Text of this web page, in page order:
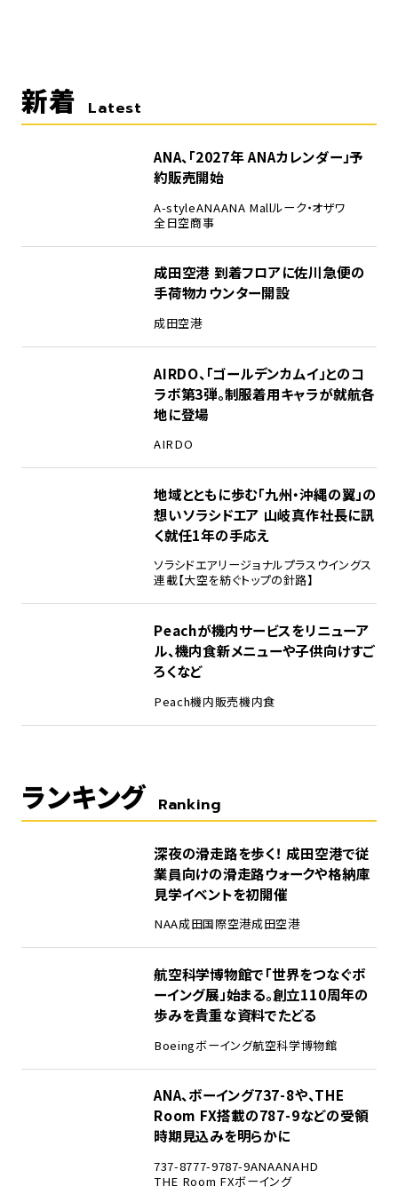
新着 Latest
ANA、「2027年 ANAカレンダー」予
約販売開始
A-styleANAANA Mallルーク・オザワ
全日空商事
成田空港 到着フロアに佐川急便の
手荷物カウンター開設
成田空港
AIRDO、「ゴールデンカムイ」とのコ
ラボ第3弾。制服着用キャラが就航各
地に登場
AIRDO
地域とともに歩む「九州・沖縄の翼」の
想い――ソラシドエア 山岐真作社長に訊
く就任1年の手応え
ソラシドエアリージョナルプラスウイングス
連載【大空を紡ぐトップの針路】
Peachが機内サービスをリニューア
ル、機内食新メニューや子供向けすご
ろくなど
Peach機内販売機内食
ランキング Ranking
深夜の滑走路を歩く！ 成田空港で従
業員向けの滑走路ウォークや格納庫
見学イベントを初開催
NAA成田国際空港成田空港
航空科学博物館で「世界をつなぐボ
ーイング展」始まる。創立110周年の
歩みを貴重な資料でたどる
Boeingボーイング航空科学博物館
ANA、ボーイング737-8や、THE
Room FX搭載の787-9などの受領
時期見込みを明らかに
737-8777-9787-9ANAANAHD
THE Room FXボーイング